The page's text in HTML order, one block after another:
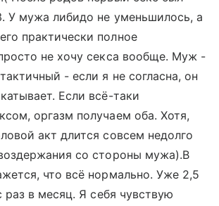
У мужа либидо не уменьшилось, а
практически полное
не хочу секса вообще. Муж -
- если я не согласна, он
Если всё-таки
оргазм получаем оба. Хотя,
акт длится совсем недолго
со стороны мужа).В
что всё нормально. Уже 2,5
раз в месяц. Я себя чувствую